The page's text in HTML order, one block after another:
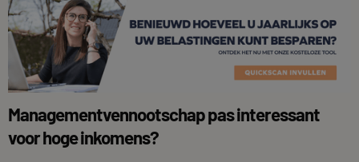
Managementvennootschap pas interessant
voor hoge inkomens?